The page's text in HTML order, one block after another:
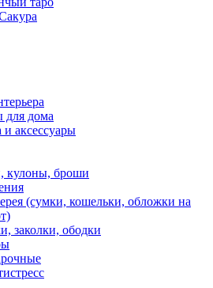
для дома
и аксессуары
кулоны, броши
(сумки, кошельки, обложки на
заколки, ободки